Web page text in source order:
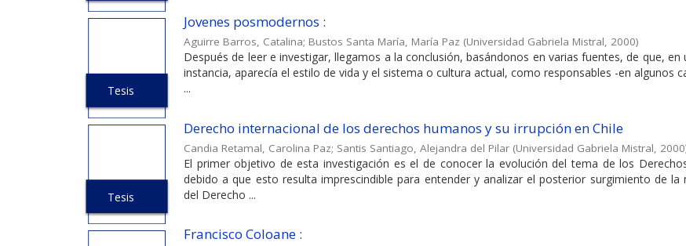
Tesis
Jovenes posmodernos :
Aguirre Barros, Catalina; Bustos Santa María, María Paz (Universidad Gabriela Mistral, 2000)
Después de leer e investigar, llegamos a la conclusión, basándonos en varias fuentes, de que, en
instancia, aparecía el estilo de vida y el sistema o cultura actual, como responsables -en algunos
...
Tesis
Derecho internacional de los derechos humanos y su irrupción en Chile
Candia Retamal, Carolina Paz; Santis Santiago, Alejandra del Pilar (Universidad Gabriela Mistral, 2000
El primer objetivo de esta investigación es el de conocer la evolución del tema de los
debido a que esto resulta imprescindible para entender y analizar el posterior surgimiento de la
del Derecho ...
Francisco Coloane :